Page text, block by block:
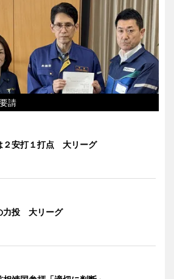
請
２安打１打点 大リーグ
力投 大リーグ